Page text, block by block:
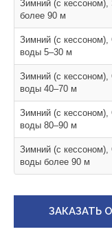
Зимний (с
более 90 м
Зимний (с кессоном),
воды 5–30 м
Зимний (с кессоном),
воды 40–70 м
Зимний (с кессоном),
воды 80–90 м
Зимний (с кессоном),
воды более 90 м
ЗАКАЗАТЬ